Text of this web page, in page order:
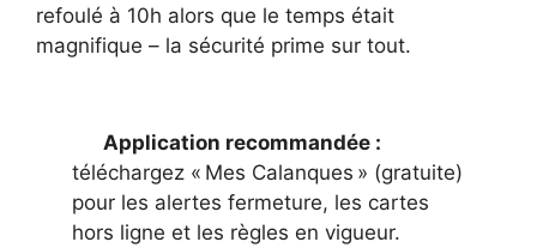
refoulé à 10h alors que le temps était
magnifique – la sécurité prime sur tout.
Application recommandée :
téléchargez « Mes Calanques » (gratuite)
pour les alertes fermeture, les cartes
hors ligne et les règles en vigueur.